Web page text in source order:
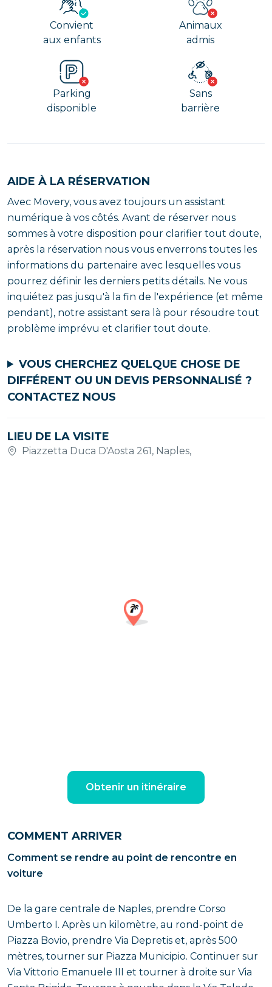
Convient
aux enfants
Animaux
admis
Parking
disponible
Sans
barrière
AIDE À LA RÉSERVATION
Avec Movery, vous avez toujours un assistant
numérique à vos côtés. Avant de réserver nous
sommes à votre disposition pour clarifier tout doute,
après la réservation nous vous enverrons toutes les
informations du partenaire avec lesquelles vous
pourrez définir les derniers petits détails. Ne vous
inquiétez pas jusqu'à la fin de l'expérience (et même
pendant), notre assistant sera là pour résoudre tout
problème imprévu et clarifier tout doute.
VOUS CHERCHEZ QUELQUE CHOSE DE
DIFFÉRENT OU UN DEVIS PERSONNALISÉ ?
CONTACTEZ NOUS
LIEU DE LA VISITE
Piazzetta Duca D'Aosta 261, Naples,
Obtenir un itinéraire
COMMENT ARRIVER
Comment se rendre au point de rencontre en
voiture
De la gare centrale de Naples, prendre Corso
Umberto I. Après un kilomètre, au rond-point de
Piazza Bovio, prendre Via Depretis et, après 500
mètres, tourner sur Piazza Municipio. Continuer sur
Via Vittorio Emanuele III et tourner à droite sur Via